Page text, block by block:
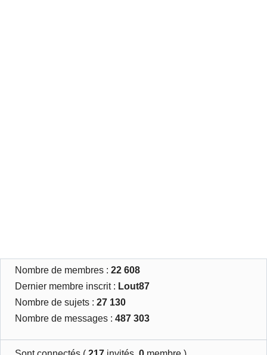
Nombre de membres :22 608
Dernier membre inscrit : Lout87
Nombre de sujets :27 130
Nombre de messages :487 303